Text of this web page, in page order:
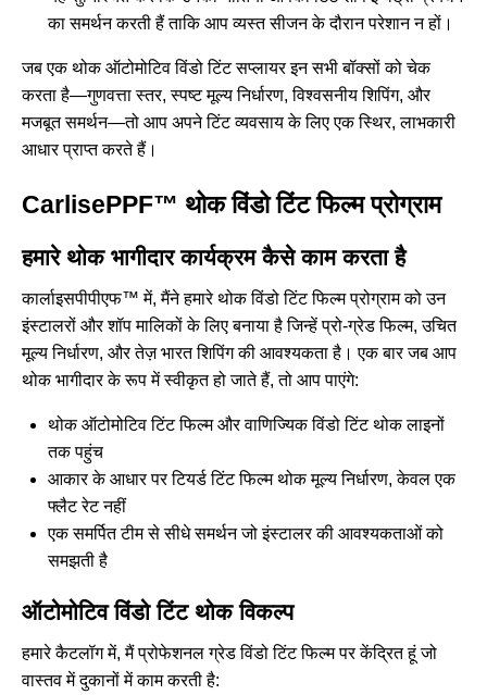
का समर्थन करती हैं ताकि आप व्यस्त सीजन के दौरान परेशान न हों।
जब एक थोक ऑटोमोटिव विंडो टिंट सप्लायर इन सभी बॉक्सों को चेक
करता है—गुणवत्ता स्तर, स्पष्ट मूल्य निर्धारण, विश्वसनीय शिपिंग, और
मजबूत समर्थन—तो आप अपने टिंट व्यवसाय के लिए एक स्थिर, लाभकारी
आधार प्राप्त करते हैं।
CarlisePPF™ थोक विंडो टिंट फिल्म प्रोग्राम
हमारे थोक भागीदार कार्यक्रम कैसे काम करता है
कार्लाइसपीपीएफ™ में, मैंने हमारे थोक विंडो टिंट फिल्म प्रोग्राम को उन
इंस्टालरों और शॉप मालिकों के लिए बनाया है जिन्हें प्रो-ग्रेड फिल्म, उचित
मूल्य निर्धारण, और तेज़ भारत शिपिंग की आवश्यकता है। एक बार जब आप
थोक भागीदार के रूप में स्वीकृत हो जाते हैं, तो आप पाएंगे:
थोक ऑटोमोटिव टिंट फिल्म और वाणिज्यिक विंडो टिंट थोक लाइनों
तक पहुंच
आकार के आधार पर टियर्ड टिंट फिल्म थोक मूल्य निर्धारण, केवल एक
फ्लैट रेट नहीं
एक समर्पित टीम से सीधे समर्थन जो इंस्टालर की आवश्यकताओं को
समझती है
ऑटोमोटिव विंडो टिंट थोक विकल्प
हमारे कैटलॉग में, मैं प्रोफेशनल ग्रेड विंडो टिंट फिल्म पर केंद्रित हूं जो
वास्तव में दुकानों में काम करती है: